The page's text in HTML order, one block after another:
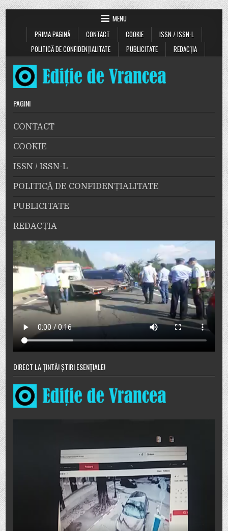
MENU
PRIMA PAGINĂ
CONTACT COOKIE
ISSN / ISSN-L
POLITICĂ DE CONFIDENȚIALITATE
PUBLICITATE REDACȚIA
PAGINI
CONTACT
COOKIE
ISSN / ISSN-L
POLITICĂ DE CONFIDENȚIALITATE
PUBLICITATE
REDACȚIA
DIRECT LA ȚINTĂ! ȘTIRI ESENȚIALE!